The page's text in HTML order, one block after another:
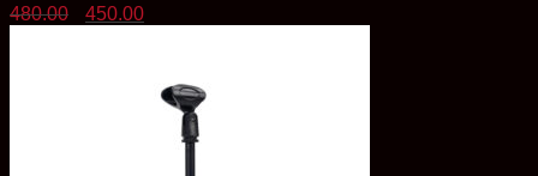
480.00
Original
450.00